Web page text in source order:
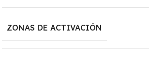
ZONAS DE ACTIVACIÓN